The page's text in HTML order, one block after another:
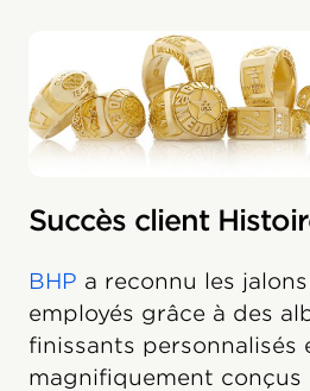
Succès client
BHP a reconnu les
employés grâce à des
finissants personnalisés
magnifiquement conçus